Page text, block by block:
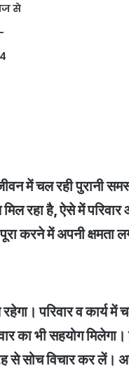
से
में चल रही पुरानी
रहा है, ऐसे में परिवार
करने में अपनी क्षमता
रहेगा। परिवार व
का भी सहयोग
से सोच विचार कर लें।